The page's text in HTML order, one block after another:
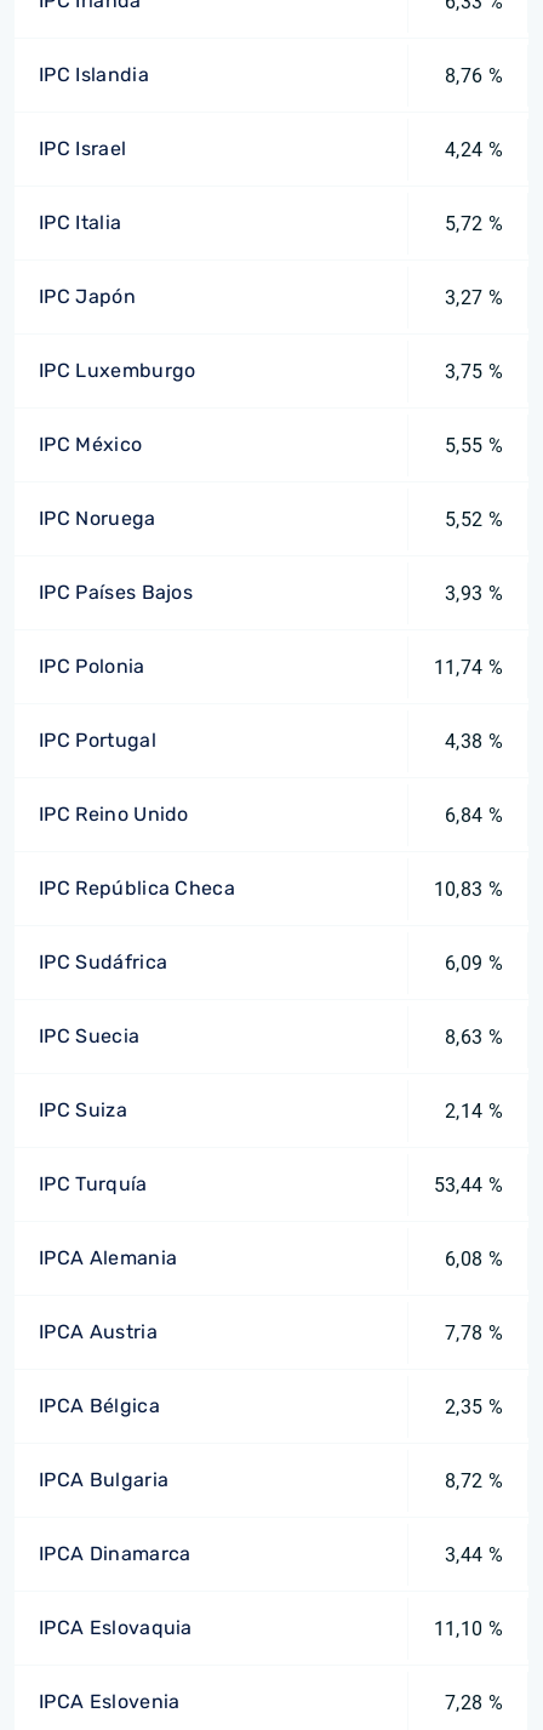
IPC Islandia 8,76 %
IPC Israel 4,24 %
IPC Italia 5,72 %
IPC Japón 3,27 %
IPC Luxemburgo 3,75 %
IPC México 5,55 %
IPC Noruega 5,52 %
IPC Países Bajos 3,93 %
IPC Polonia 11,74 %
IPC Portugal 4,38 %
IPC Reino Unido 6,84 %
IPC República Checa 10,83 %
IPC Sudáfrica 6,09 %
IPC Suecia 8,63 %
IPC Suiza 2,14 %
IPC Turquía 53,44 %
IPCA Alemania 6,08 %
IPCA Austria 7,78 %
IPCA Bélgica 2,35 %
IPCA Bulgaria 8,72 %
IPCA Dinamarca 3,44 %
IPCA Eslovaquia 11,10 %
IPCA Eslovenia 7,28 %